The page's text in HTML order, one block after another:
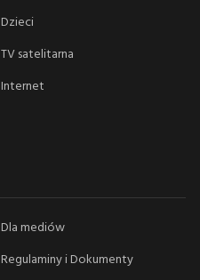
Dzieci
TV satelitarna
Internet
Dla mediów
Regulaminy i Dokumenty